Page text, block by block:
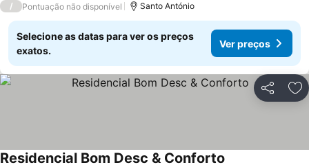
/ Pontuação não disponível Santo António
Selecione as datas para ver os preços
exatos.
Ver preços
Partilhar
Residencial Bom Desc & Conforto